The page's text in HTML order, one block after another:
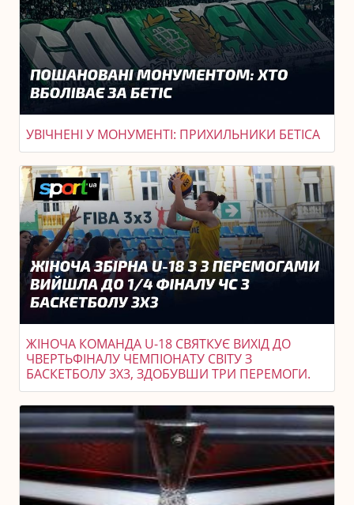
УВІЧНЕНІ У МОНУМЕНТІ: ПРИХИЛЬНИКИ БЕТІСА
ЖІНОЧА КОМАНДА U-18 СВЯТКУЄ ВИХІД ДО
ЧВЕРТЬФІНАЛУ ЧЕМПІОНАТУ СВІТУ З
БАСКЕТБОЛУ 3X3, ЗДОБУВШИ ТРИ ПЕРЕМОГИ.